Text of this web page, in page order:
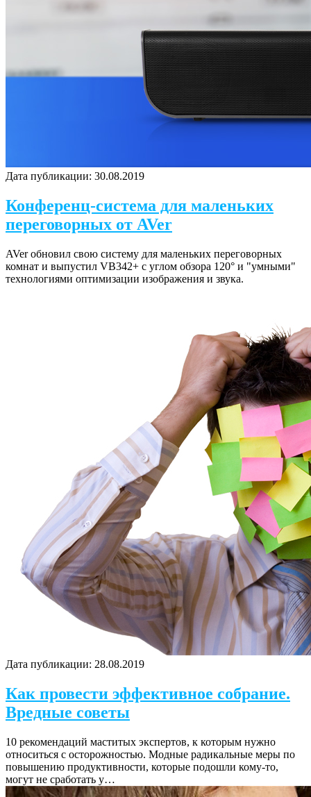
Дата публикации: 30.08.2019
Конференц-система для маленьких
переговорных от AVer
AVer обновил свою систему для маленьких переговорных
комнат и выпустил VB342+ с углом обзора 120° и "умными"
технологиями оптимизации изображения и звука.
Дата публикации: 28.08.2019
Как провести эффективное собрание.
Вредные советы
10 рекомендаций маститых экспертов, к которым нужно
относиться с осторожностью. Модные радикальные меры по
повышению продуктивности, которые подошли кому-то,
могут не сработать у…